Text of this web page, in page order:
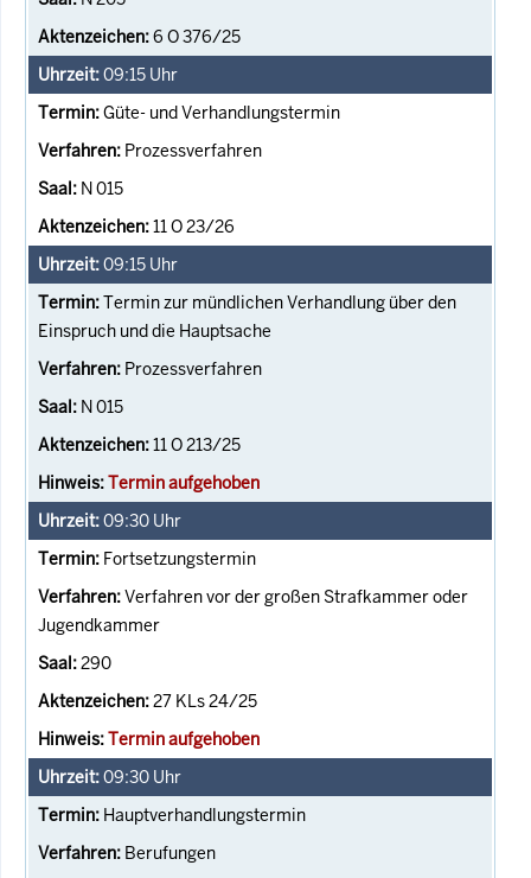
6 O 376/25
09:15 Uhr
Güte- und Verhandlungstermin
Prozessverfahren
N 015
11 O 23/26
09:15 Uhr
Termin zur mündlichen Verhandlung über den
Einspruch und die Hauptsache
Prozessverfahren
N 015
11 O 213/25
Termin aufgehoben
09:30 Uhr
Fortsetzungstermin
Verfahren vor der großen Strafkammer oder
Jugendkammer
290
27 KLs 24/25
Termin aufgehoben
09:30 Uhr
Hauptverhandlungstermin
Berufungen